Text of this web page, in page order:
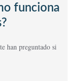
funciona
han preguntado si